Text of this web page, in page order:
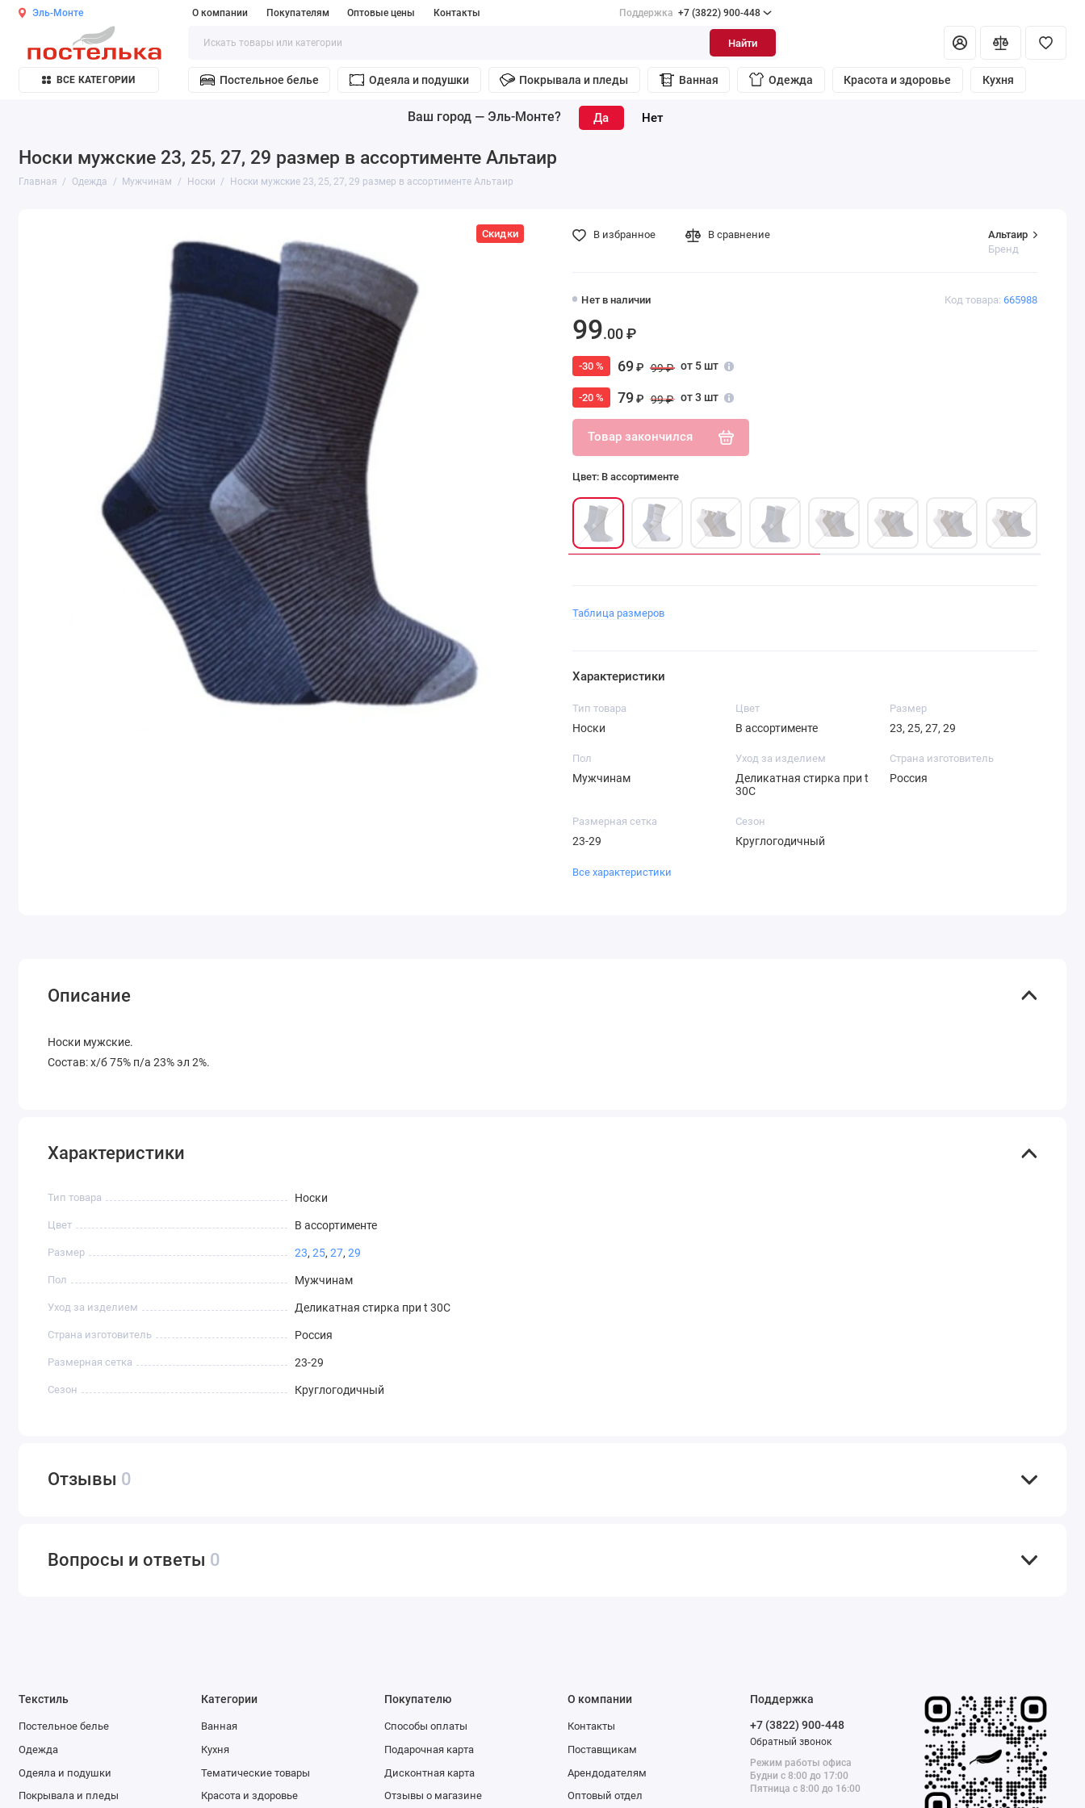
Эль-Монте О компании Покупателям Оптовые цены Контакты Поддержка +7 (3822) 900-448
Найти
ВСЕ КАТЕГОРИИ Постельное белье Одеяла и подушки Покрывала и пледы Ванная Одежда Красота и здоровье Кухня
Ваш город — Эль-Монте?
Носки мужские 23, 25, 27, 29 размер в ассортименте Альтаир
Главная Одежда Мужчинам Носки Носки мужские 23, 25, 27, 29 размер в ассортименте Альтаир
Скидки
Код товара: 665988
Альтаир
Бренд
Нет в наличии
99.00 ₽
-30 % 69₽ 99 ₽ от 5 шт
-20 % 79₽ 99 ₽ от 3 шт
Товар закончился
Цвет: В ассортименте
В избранное В сравнение
Таблица размеров
Характеристики
Тип товара
Носки
Цвет
В ассортименте
Размер
23, 25, 27, 29
Пол
Мужчинам
Уход за изделием
Деликатная стирка при t
30С
Страна изготовитель
Россия
Размерная сетка
23-29
Сезон
Круглогодичный
Все характеристики
Описание
Носки мужские.
Состав: х/б 75% п/а 23% эл 2%.
Характеристики
Тип товара Носки
Цвет В ассортименте
Размер 23, 25, 27, 29
Пол Мужчинам
Уход за изделием Деликатная стирка при t 30С
Страна изготовитель Россия
Размерная сетка 23-29
Сезон Круглогодичный
Отзывы 0
Вопросы и ответы 0
Текстиль
Постельное белье
Одежда
Одеяла и подушки
Покрывала и пледы
Категории
Ванная
Кухня
Тематические товары
Красота и здоровье
Покупателю
Способы оплаты
Подарочная карта
Дисконтная карта
Отзывы о магазине
О компании
Контакты
Поставщикам
Арендодателям
Оптовый отдел
Поддержка
+7 (3822) 900-448
Обратный звонок
Режим работы офиса
Будни с 8:00 до 17:00
Пятница с 8:00 до 16:00